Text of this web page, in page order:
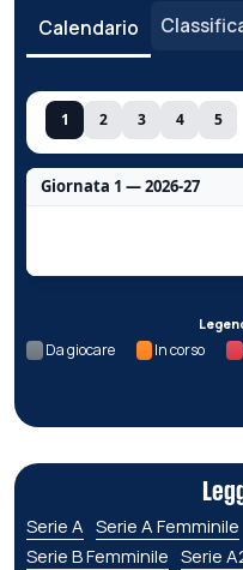
Calendario
1 2 3 4 5
Giornata 1 — 2026-27
Da giocare In corso
Serie A Serie A Femminile
Serie B Femminile Serie